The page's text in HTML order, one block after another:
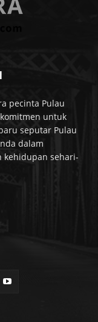
pecinta Pulau
untuk
seputar Pulau
dalam
kehidupan sehari-